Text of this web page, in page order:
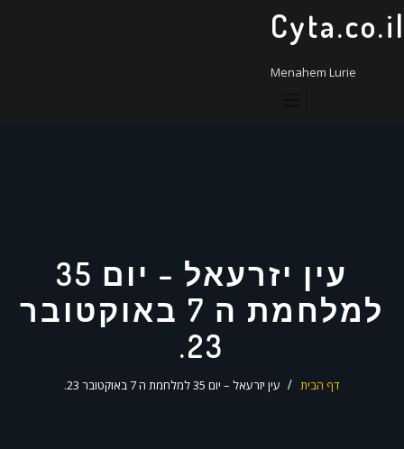
Menahem Lurie
עין יזרעאל – יום 35
למלחמת ה 7 באוקטובר
23.
דף הבית עין יזרעאל – יום 35 למלחמת ה 7 באוקטובר 23.